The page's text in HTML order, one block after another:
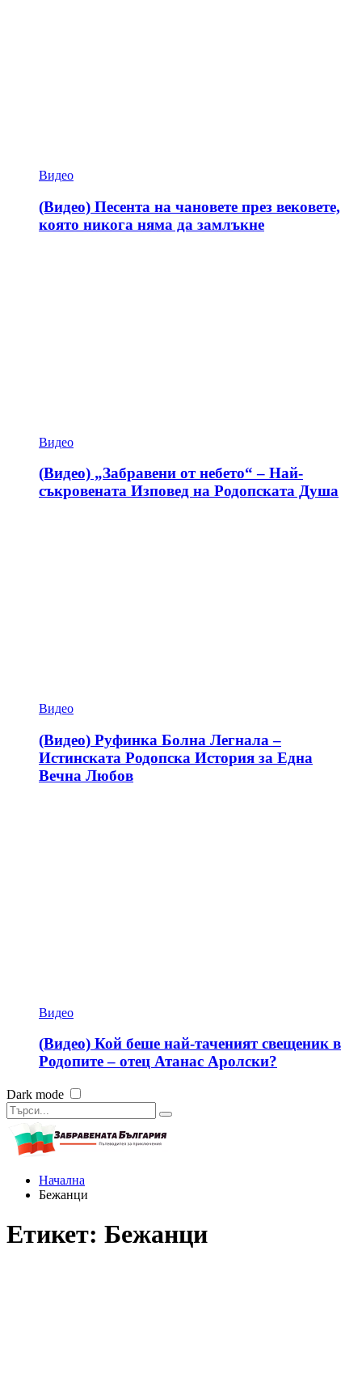
Видео
(Видео) Песента на чановете през вековете,
която никога няма да замлъкне
Видео
(Видео) „Забравени от небето“ – Най-
съкровената Изповед на Родопската Душа
Видео
(Видео) Руфинка Болна Легнала –
Истинската Родопска История за Една
Вечна Любов
Видео
(Видео) Кой беше най-таченият свещеник в
Родопите – отец Атанас Аролски?
Dark mode
Начална
Бежанци
Етикет: Бежанци